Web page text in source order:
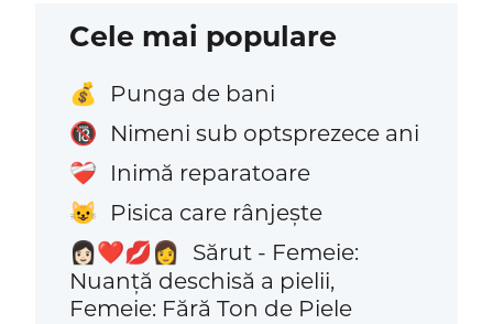
Cele mai populare
💰 Punga de bani
🔞 Nimeni sub optsprezece ani
❤️‍🩹 Inimă reparatoare
😺 Pisica care rânjește
👩🏻‍❤️‍💋‍👩
Sărut - Femeie:
Nuanță deschisă a pielii,
Femeie: Fără Ton de Piele